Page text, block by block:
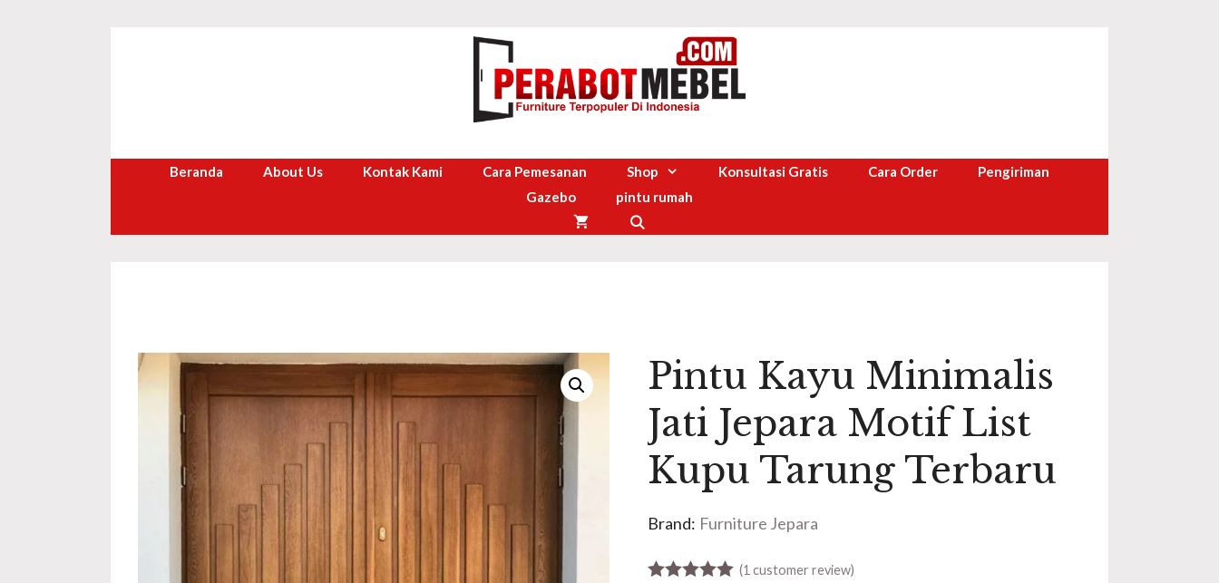
Beranda About Us Kontak Kami Cara Pemesanan Shop Konsultasi Gratis Cara Order
Pengiriman
Gazebo
pintu rumah
Pintu Kayu Minimalis
Jati Jepara Motif List
Kupu Tarung Terbaru
Brand: Furniture Jepara
(1 customer review)